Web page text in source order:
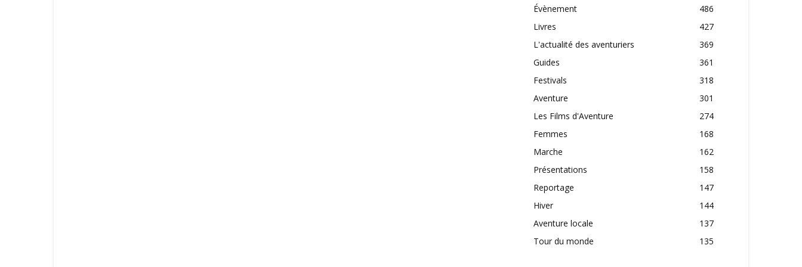
Évènement
486
Livres
427
L'actualité des aventuriers
369
Guides
361
Festivals
318
Aventure
301
Les Films d'Aventure
274
Femmes
168
Marche
162
Présentations
158
Reportage
147
Hiver
144
Aventure locale
137
Tour du monde
135